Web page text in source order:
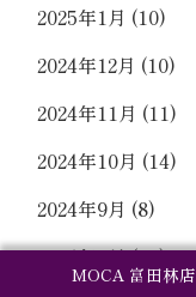
MOCA 富田林店
2025年1月 (10)
2024年12月 (10)
2024年11月 (11)
2024年10月 (14)
2024年9月 (8)
2024年8月(17)